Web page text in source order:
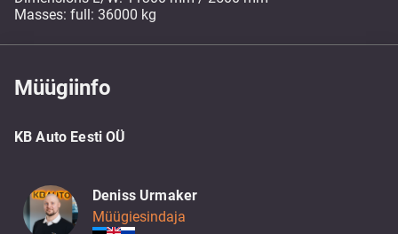
Masses: full: 36000 kg
Müügiinfo
KB Auto Eesti OÜ
Deniss Urmaker
Müügiesindaja